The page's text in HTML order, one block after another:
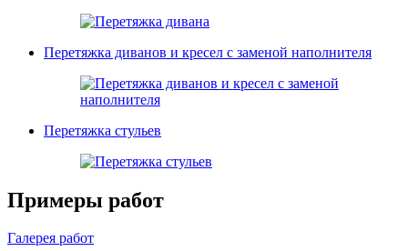
Перетяжка диванов и кресел с заменой наполнителя
Перетяжка стульев
Примеры работ
Галерея работ